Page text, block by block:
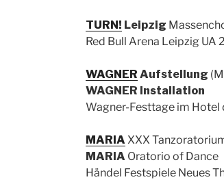
TURN! Leipzig
Red Bull Arena Leipzig UA
WAGNER Aufstellung
WAGNER Installation
Wagner-Festtage im Hotel
MARIA XXX
MARIA Oratorio of Dance
Händel Festspiele Neues